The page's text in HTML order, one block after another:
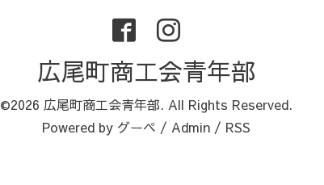
広尾町商工会青年部
©2026 広尾町商工会青年部. All Rights Reserved.
Powered by グーペ / Admin / RSS